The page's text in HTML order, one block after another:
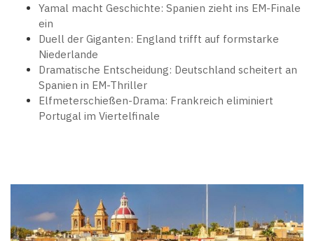
Yamal macht Geschichte: Spanien zieht ins EM-Finale
ein
Duell der Giganten: England trifft auf formstarke
Niederlande
Dramatische Entscheidung: Deutschland scheitert an
Spanien in EM-Thriller
Elfmeterschießen-Drama: Frankreich eliminiert
Portugal im Viertelfinale